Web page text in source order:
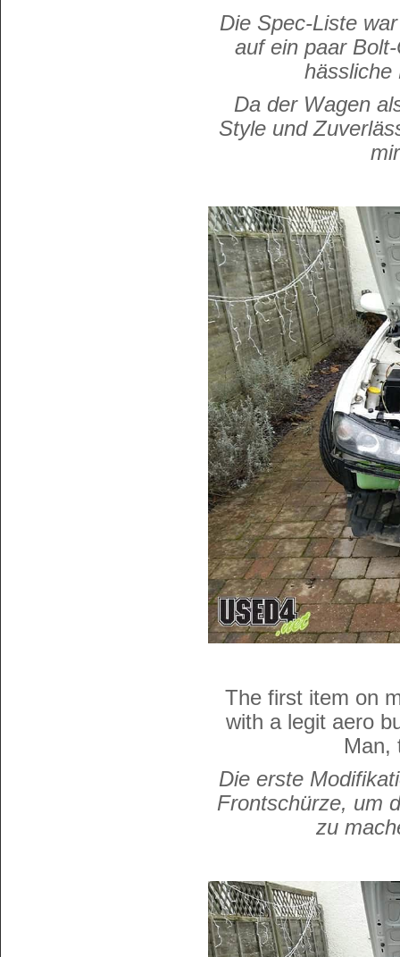
Die Spec-Liste
auf ein paar
hässliche
Da der Wagen
Style und
The first item on
with a legit aero
Man,
Die erste
Frontschürze, um
zu